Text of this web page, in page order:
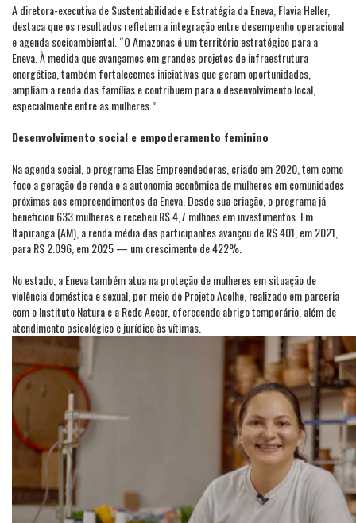
A diretora-executiva de Sustentabilidade e Estratégia da Eneva, Flavia Heller,
destaca que os resultados refletem a integração entre desempenho operacional
e agenda socioambiental. “O Amazonas é um território estratégico para a
Eneva. À medida que avançamos em grandes projetos de infraestrutura
energética, também fortalecemos iniciativas que geram oportunidades,
ampliam a renda das famílias e contribuem para o desenvolvimento local,
especialmente entre as mulheres.”
Desenvolvimento social e empoderamento feminino
Na agenda social, o programa Elas Empreendedoras, criado em 2020, tem como
foco a geração de renda e a autonomia econômica de mulheres em comunidades
próximas aos empreendimentos da Eneva. Desde sua criação, o programa já
beneficiou 633 mulheres e recebeu R$ 4,7 milhões em investimentos. Em
Itapiranga (AM), a renda média das participantes avançou de R$ 401, em 2021,
para R$ 2.096, em 2025 — um crescimento de 422%.
No estado, a Eneva também atua na proteção de mulheres em situação de
violência doméstica e sexual, por meio do Projeto Acolhe, realizado em parceria
com o Instituto Natura e a Rede Accor, oferecendo abrigo temporário, além de
atendimento psicológico e jurídico às vítimas.